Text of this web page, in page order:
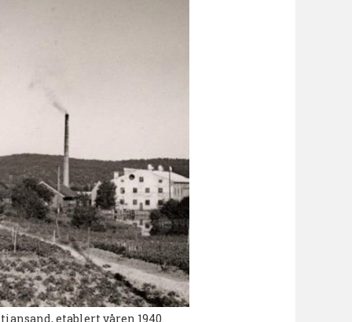
etablert våren 1940.